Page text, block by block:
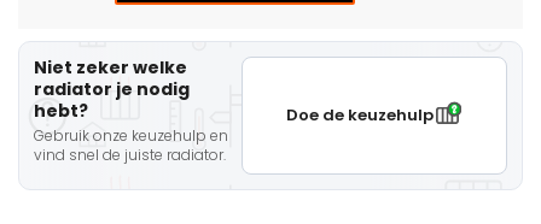
Niet zeker welke
radiator je nodig
hebt?
Gebruik onze keuzehulp en
vind snel de juiste radiator.
Doe de keuzehulp